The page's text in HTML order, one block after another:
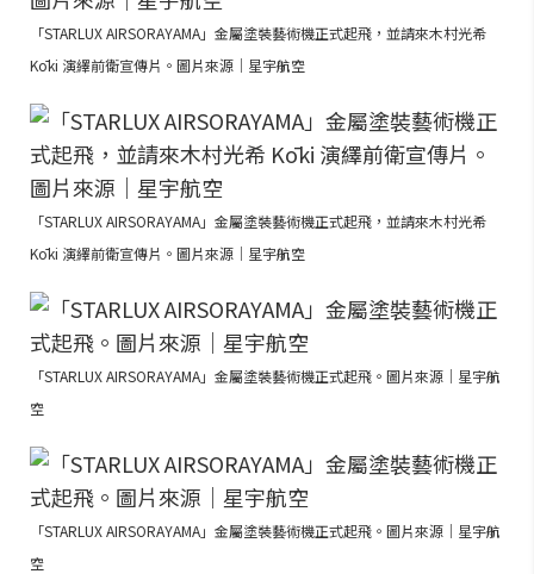
「STARLUX AIRSORAYAMA」金屬塗裝藝術機正式起飛，並請來木村光希
Kōki 演繹前衛宣傳片。圖片來源｜星宇航空
「STARLUX AIRSORAYAMA」金屬塗裝藝術機正式起飛，並請來木村光希
Kōki 演繹前衛宣傳片。圖片來源｜星宇航空
「STARLUX AIRSORAYAMA」金屬塗裝藝術機正式起飛。圖片來源｜星宇航
空
「STARLUX AIRSORAYAMA」金屬塗裝藝術機正式起飛。圖片來源｜星宇航
空